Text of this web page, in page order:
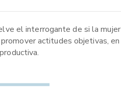
el interrogante de si la mujer
actitudes objetivas, en